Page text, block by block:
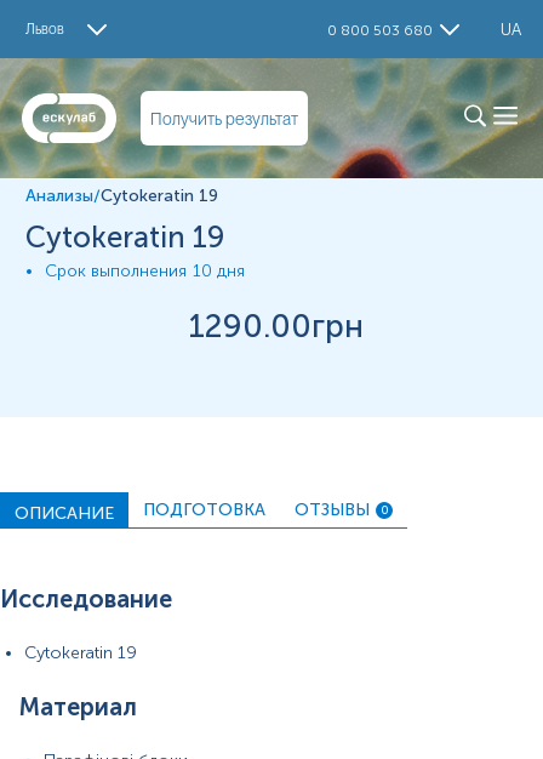
Львов 0 800 503 680 UA
Получить результат
Cytokeratin 19
Материал
Парафінові блоки
измерений могут изменяться в соответствии с
изменением тест-систем.
Анализы/Cytokeratin 19
Cytokeratin 19
Срок выполнения 10 дня
1290.00грн
ОПИСАНИЕ ПОДГОТОВКА ОТЗЫВЫ 0
Исследование
Cytokeratin 19
Материал